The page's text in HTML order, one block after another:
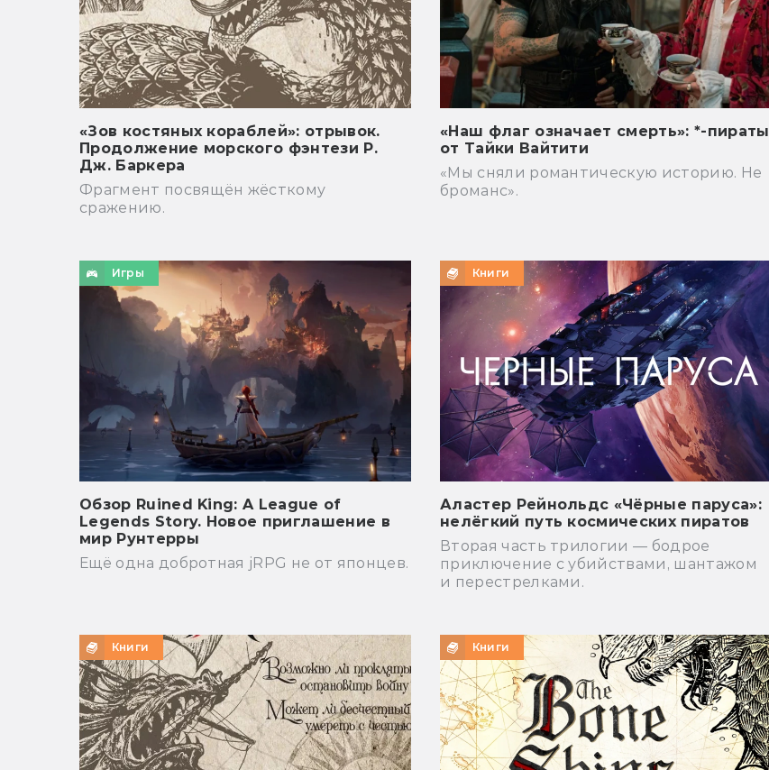
«Зов костяных кораблей»: отрывок.
Продолжение морского фэнтези Р.
Дж. Баркера
Фрагмент посвящён жёсткому
сражению.
«Наш флаг означает смерть»: *-пираты
от Тайки Вайтити
«Мы сняли романтическую историю. Не
броманс».
Игры
Обзор Ruined King: A League of
Legends Story. Новое приглашение в
мир Рунтерры
Ещё одна добротная jRPG не от японцев.
Книги
Аластер Рейнольдс «Чёрные паруса»:
нелёгкий путь космических пиратов
Вторая часть трилогии — бодрое
приключение с убийствами, шантажом
и перестрелками.
Книги Книги